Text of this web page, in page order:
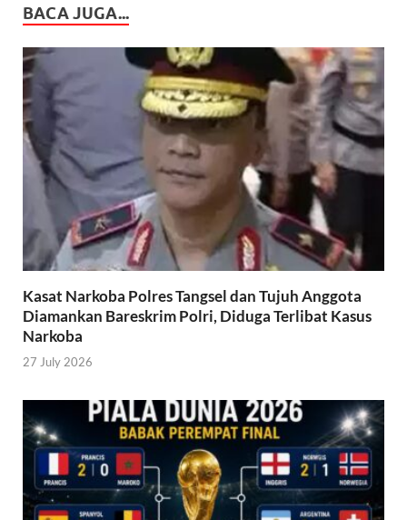
BACA JUGA...
Kasat Narkoba Polres Tangsel dan Tujuh Anggota
Diamankan Bareskrim Polri, Diduga Terlibat Kasus
Narkoba
27 July 2026